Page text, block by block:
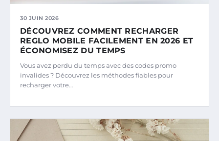
30 JUIN 2026
DÉCOUVREZ COMMENT RECHARGER
REGLO MOBILE FACILEMENT EN 2026 ET
ÉCONOMISEZ DU TEMPS
Vous avez perdu du temps avec des codes promo
invalides ? Découvrez les méthodes fiables pour
recharger votre…